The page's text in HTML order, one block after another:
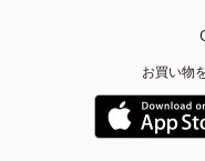
お買い物